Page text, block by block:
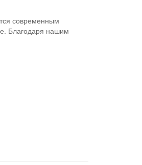
современным
Благодаря нашим